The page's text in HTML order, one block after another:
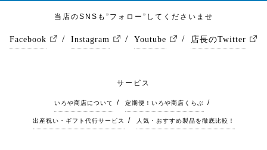
当店のSNSも”フォロー”してくださいませ
Facebook Instagram Youtube 店長のTwitter
サービス
いろや商店について 定期便！いろや商店くらぶ
出産祝い・ギフト代行サービス 人気・おすすめ製品を徹底比較！